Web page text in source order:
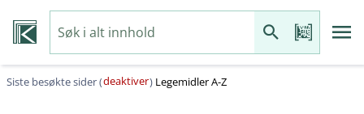
Siste besøkte sider (deaktiver) Legemidler A-Z